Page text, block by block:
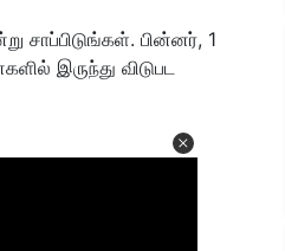
சாப்பிடுங்கள். பின்னர், 1
இருந்து விடுபட